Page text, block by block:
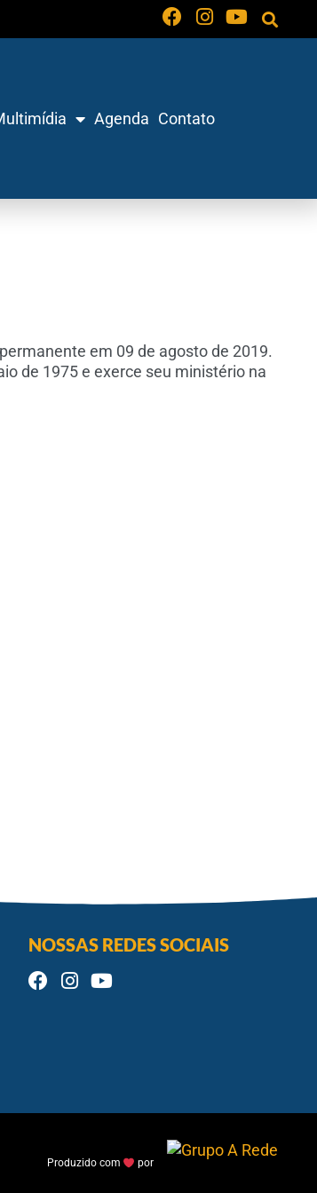
Agenda Contato
em 09 de agosto de 2019.
de 1975 e exerce seu ministério na
NOSSAS REDES SOCIAIS
Produzido com por